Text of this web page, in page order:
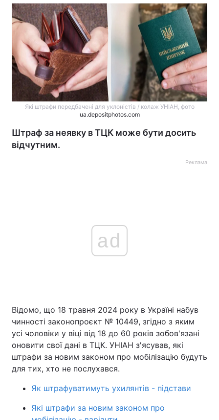
Які штрафи передбачені для уклоністів / колаж УНІАН, фото
ua.depositphotos.com
Штраф за неявку в ТЦК може бути досить
відчутним.
Реклама
ad
Відомо, що 18 травня 2024 року в Україні набув
чинності законопроєкт № 10449, згідно з яким
усі чоловіки у віці від 18 до 60 років зобов'язані
оновити свої дані в ТЦК. УНІАН з'ясував, які
штрафи за новим законом про мобілізацію будуть
для тих, хто не послухався.
Як штрафуватимуть ухилянтів - підстави
Які штрафи за новим законом про